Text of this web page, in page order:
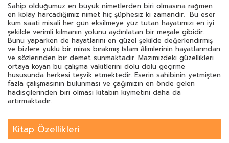
Sahip olduğumuz en büyük nimetlerden biri olmasına rağmen
en kolay harcadığımız nimet hiç şüphesiz ki zamandır. Bu eser
kum saati misali her gün eksilmeye yüz tutan hayatımızı en iyi
şekilde verimli kılmanın yolunu aydınlatan bir meşale gibidir.
Bunu yaparken de hayatlarını en güzel şekilde değerlendirmiş
ve bizlere yüklü bir miras bırakmış İslam âlimlerinin hayatlarından
ve sözlerinden bir demet sunmaktadır. Mazimizdeki güzellikleri
ortaya koyan bu çalışma vakitlerini dolu dolu geçirme
hususunda herkesi teşvik etmektedir. Eserin sahibinin yetmişten
fazla çalışmasının bulunması ve çağımızın en önde gelen
hadisçilerinden biri olması kitabın kıymetini daha da
artırmaktadır.
Kitap Özellikleri